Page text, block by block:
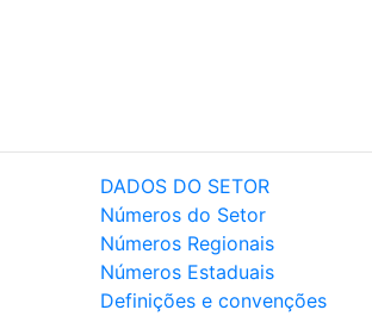
DADOS DO SETOR
Números do Setor
Números Regionais
Números Estaduais
Definições e convenções